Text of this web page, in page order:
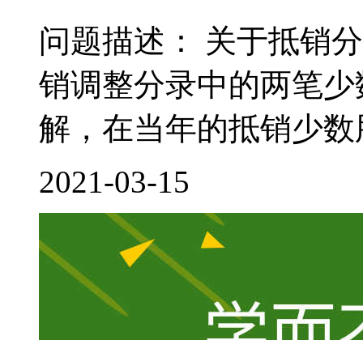
问题描述： 关于抵销
销调整分录中的两笔
解，在当年的抵销少
2021-03-15